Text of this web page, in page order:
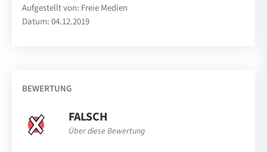
Aufgestellt von: Freie Medien
Datum: 04.12.2019
BEWERTUNG
FALSCH
Über diese Bewertung